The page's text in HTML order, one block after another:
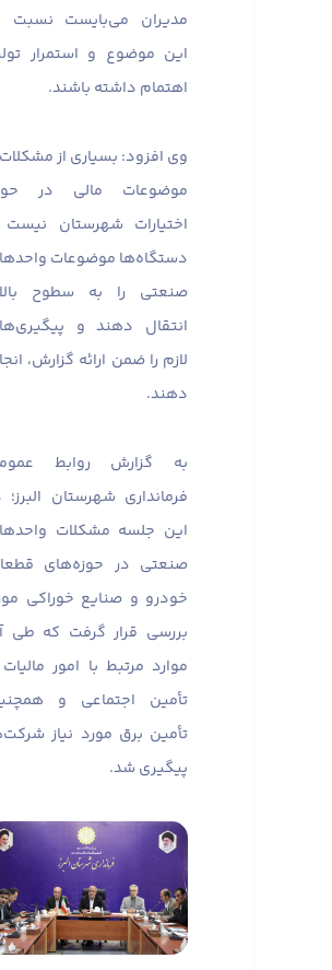
مدیران می‌بایست نسبت
این موضوع و استمرار
اهتمام داشته باشند.
وی افزود: بسیاری از
موضوعات مالی در
اختیارات شهرستان
دستگاه‌ها موضوعات
صنعتی را به سطوح
انتقال دهند و
لازم را ضمن ارائه گزارش،
دهند.
به گزارش روابط
فرمانداری شهرستان البرز؛
این جلسه مشکلات
صنعتی در حوزه‌های
خودرو و صنایع خوراکی
بررسی قرار گرفت که طی
موارد مرتبط با امور
تأمین اجتماعی و
تأمین برق مورد نیاز
پیگیری شد.